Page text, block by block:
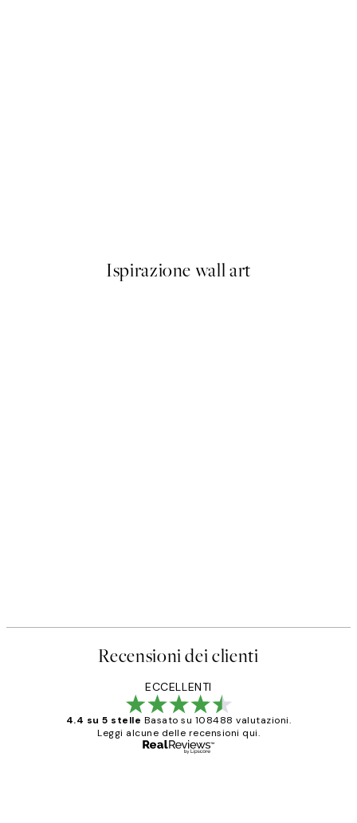
Ispirazione wall art
Recensioni dei clienti
ECCELLENTI
4.4 su 5 stelle Basato su 108488 valutazioni.
Leggi alcune delle recensioni qui.